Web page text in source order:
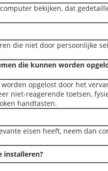
bekijken, dat
die niet door persoonlijke
die kunnen worden
opgelost door het
niet-reagerende toetsen,
handtasten.
eisen heeft, neem dan
installeren?